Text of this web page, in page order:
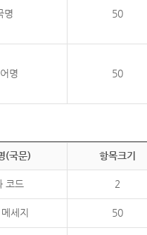
명 50
명 50
(국문) 항목크기
코드 2
세지 50